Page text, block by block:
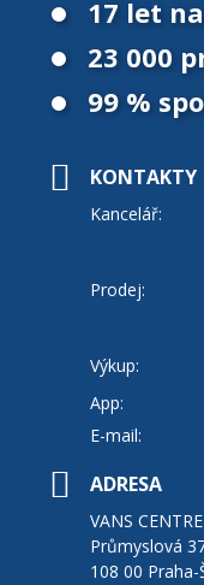
17 let
23 000
99 %
KONTAKTY
Kancelář:
Prodej:
Výkup:
App:
E-mail:
ADRESA
VANS
Průmyslová
108 00